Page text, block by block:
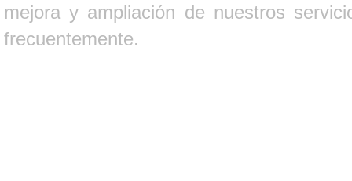
mejora y ampliación de nuestros
frecuentemente.